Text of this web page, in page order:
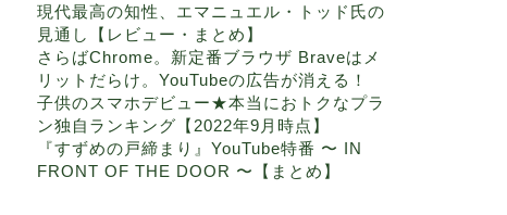
現代最高の知性、エマニュエル・トッド氏の
見通し【レビュー・まとめ】
さらばChrome。新定番ブラウザ Braveはメ
リットだらけ。YouTubeの広告が消える！
子供のスマホデビュー★本当におトクなプラ
ン独自ランキング【2022年9月時点】
『すずめの戸締まり』YouTube特番 〜 IN
FRONT OF THE DOOR 〜【まとめ】